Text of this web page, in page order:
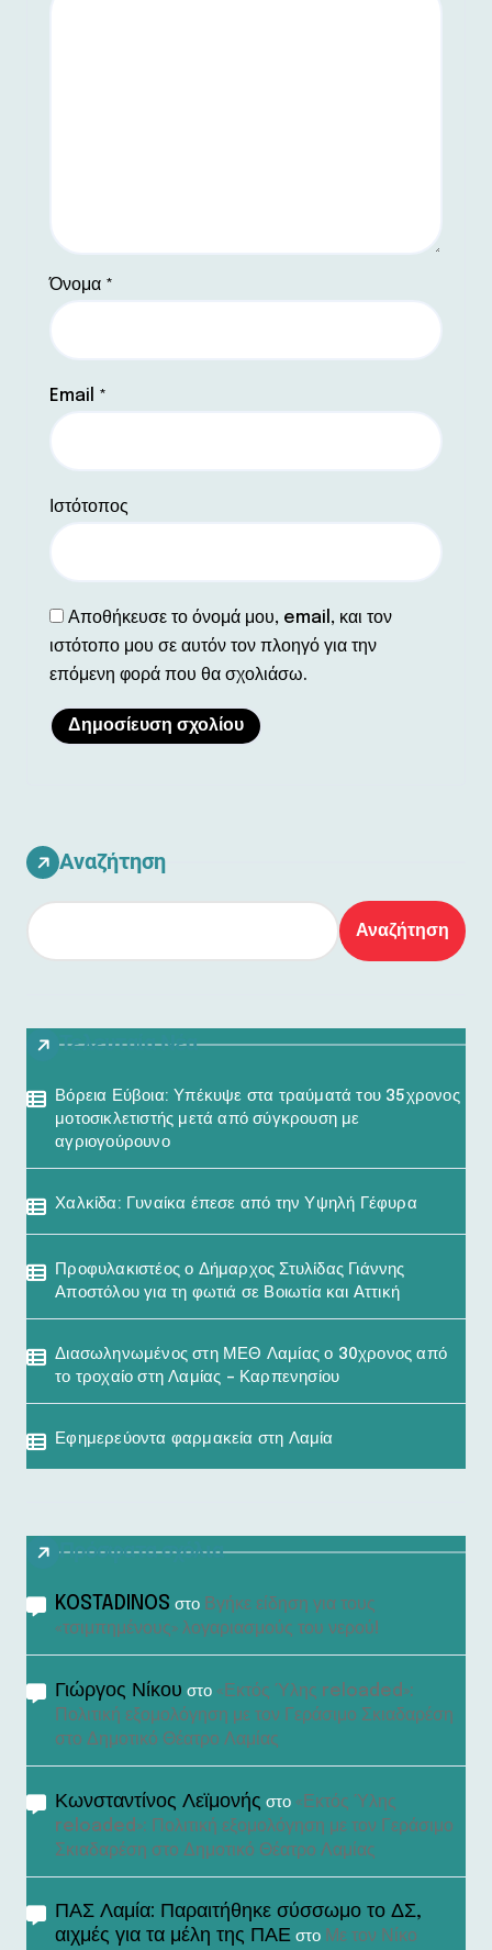
Όνομα *
Email *
Ιστότοπος
Αποθήκευσε το όνομά μου, email, και τον
ιστότοπο μου σε αυτόν τον πλοηγό για την
επόμενη φορά που θα σχολιάσω.
Αναζήτηση
Αναζήτηση
Τελευταία Νέα
Βόρεια Εύβοια: Υπέκυψε στα τραύματά του 35χρονος
μοτοσικλετιστής μετά από σύγκρουση με
αγριογούρουνο
Χαλκίδα: Γυναίκα έπεσε από την Υψηλή Γέφυρα
Προφυλακιστέος ο Δήμαρχος Στυλίδας Γιάννης
Αποστόλου για τη φωτιά σε Βοιωτία και Αττική
Διασωληνωμένος στη ΜΕΘ Λαμίας ο 30χρονος από
το τροχαίο στη Λαμίας – Καρπενησίου
Εφημερεύοντα φαρμακεία στη Λαμία
Πρόσφατα σχόλια
KOSTADINOS στο Βγήκε είδηση για τους
«τσιμπημένους» λογαριασμούς του νερού!
Γιώργος Νίκου στο «Εκτός Ύλης reloaded»:
Πολιτική εξομολόγηση με τον Γεράσιμο Σκιαδαρέση
στο Δημοτικό Θέατρο Λαμίας
Κωνσταντίνος Λεϊμονής στο «Εκτός Ύλης
reloaded»: Πολιτική εξομολόγηση με τον Γεράσιμο
Σκιαδαρέση στο Δημοτικό Θέατρο Λαμίας
ΠΑΣ Λαμία: Παραιτήθηκε σύσσωμο το ΔΣ,
αιχμές για τα μέλη της ΠΑΕ στο Με τον Νίκο